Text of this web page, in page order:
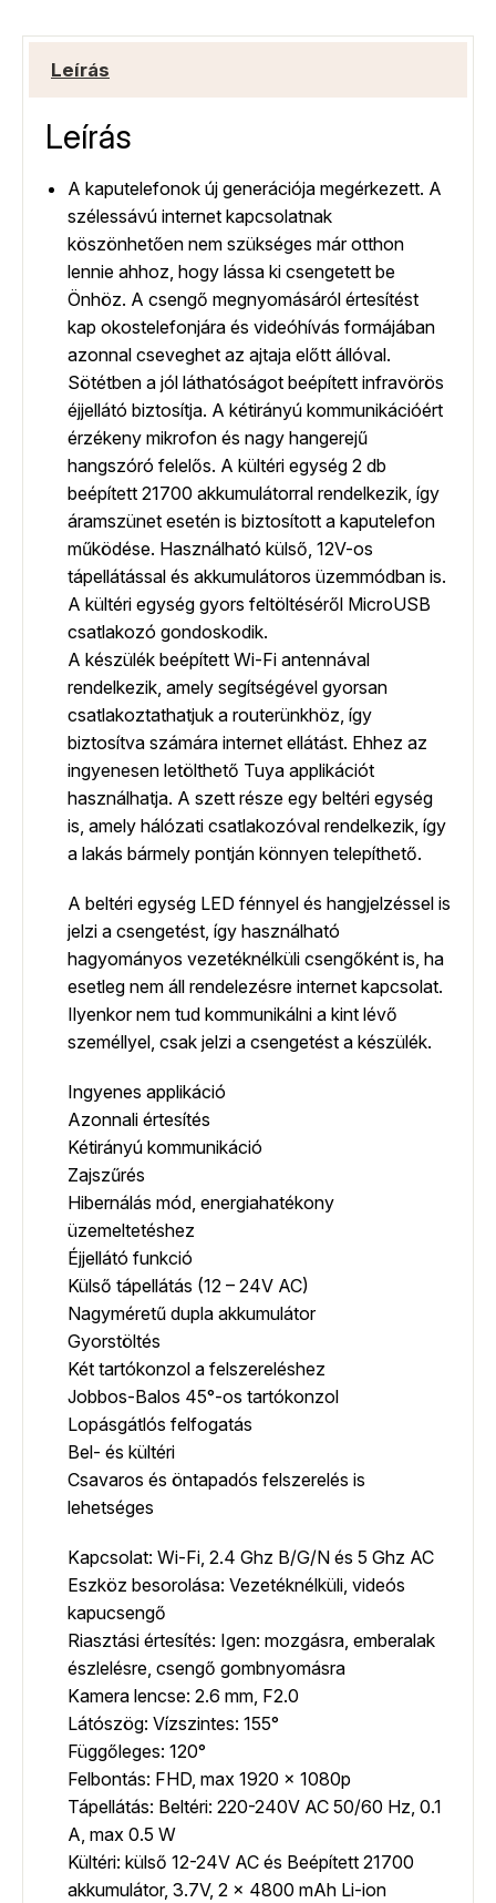
Leírás
Leírás
A kaputelefonok új generációja megérkezett. A
szélessávú internet kapcsolatnak
köszönhetően nem szükséges már otthon
lennie ahhoz, hogy lássa ki csengetett be
Önhöz. A csengő megnyomásáról értesítést
kap okostelefonjára és videóhívás formájában
azonnal cseveghet az ajtaja előtt állóval.
Sötétben a jól láthatóságot beépített infravörös
éjjellátó biztosítja. A kétirányú kommunikációért
érzékeny mikrofon és nagy hangerejű
hangszóró felelős. A kültéri egység 2 db
beépített 21700 akkumulátorral rendelkezik, így
áramszünet esetén is biztosított a kaputelefon
működése. Használható külső, 12V-os
tápellátással és akkumulátoros üzemmódban is.
A kültéri egység gyors feltöltéséről MicroUSB
csatlakozó gondoskodik.
A készülék beépített Wi-Fi antennával
rendelkezik, amely segítségével gyorsan
csatlakoztathatjuk a routerünkhöz, így
biztosítva számára internet ellátást. Ehhez az
ingyenesen letölthető Tuya applikációt
használhatja. A szett része egy beltéri egység
is, amely hálózati csatlakozóval rendelkezik, így
a lakás bármely pontján könnyen telepíthető.
A beltéri egység LED fénnyel és hangjelzéssel is
jelzi a csengetést, így használható
hagyományos vezetéknélküli csengőként is, ha
esetleg nem áll rendelezésre internet kapcsolat.
Ilyenkor nem tud kommunikálni a kint lévő
személlyel, csak jelzi a csengetést a készülék.
Ingyenes applikáció
Azonnali értesítés
Kétirányú kommunikáció
Zajszűrés
Hibernálás mód, energiahatékony
üzemeltetéshez
Éjjellátó funkció
Külső tápellátás (12 – 24V AC)
Nagyméretű dupla akkumulátor
Gyorstöltés
Két tartókonzol a felszereléshez
Jobbos-Balos 45°-os tartókonzol
Lopásgátlós felfogatás
Bel- és kültéri
Csavaros és öntapadós felszerelés is
lehetséges
Kapcsolat: Wi-Fi, 2.4 Ghz B/G/N és 5 Ghz AC
Eszköz besorolása: Vezetéknélküli, videós
kapucsengő
Riasztási értesítés: Igen: mozgásra, emberalak
észlelésre, csengő gombnyomásra
Kamera lencse: 2.6 mm, F2.0
Látószög: Vízszintes: 155°
Függőleges: 120°
Felbontás: FHD, max 1920 x 1080p
Tápellátás: Beltéri: 220-240V AC 50/60 Hz, 0.1
A, max 0.5 W
Kültéri: külső 12-24V AC és Beépített 21700
akkumulátor, 3.7V, 2 x 4800 mAh Li-ion